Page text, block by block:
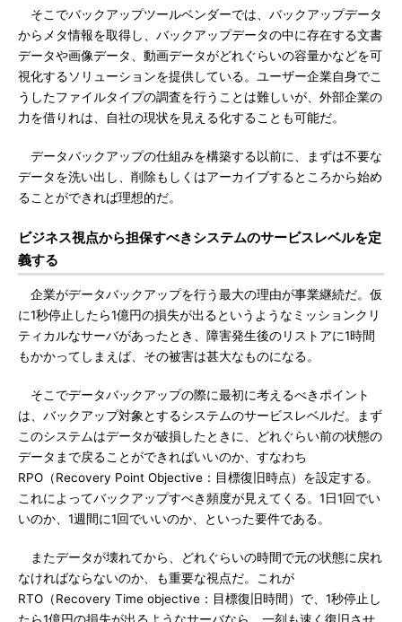
そこでバックアップツールベンダーでは、バックアップデータ
からメタ情報を取得し、バックアップデータの中に存在する文書
データや画像データ、動画データがどれぐらいの容量かなどを可
視化するソリューションを提供している。ユーザー企業自身でこ
うしたファイルタイプの調査を行うことは難しいが、外部企業の
力を借りれは、自社の現状を見える化することも可能だ。
データバックアップの仕組みを構築する以前に、まずは不要な
データを洗い出し、削除もしくはアーカイブするところから始め
ることができれば理想的だ。
ビジネス視点から担保すべきシステムのサービスレベルを定
義する
企業がデータバックアップを行う最大の理由が事業継続だ。仮
に1秒停止したら1億円の損失が出るというようなミッションクリ
ティカルなサーバがあったとき、障害発生後のリストアに1時間
もかかってしまえば、その被害は甚大なものになる。
そこでデータバックアップの際に最初に考えるべきポイント
は、バックアップ対象とするシステムのサービスレベルだ。まず
このシステムはデータが破損したときに、どれぐらい前の状態の
データまで戻ることができればいいのか、すなわち
RPO（Recovery Point Objective：目標復旧時点）を設定する。
これによってバックアップすべき頻度が見えてくる。1日1回でい
いのか、1週間に1回でいいのか、といった要件である。
またデータが壊れてから、どれぐらいの時間で元の状態に戻れ
なければならないのか、も重要な視点だ。これが
RTO（Recovery Time objective：目標復旧時間）で、1秒停止し